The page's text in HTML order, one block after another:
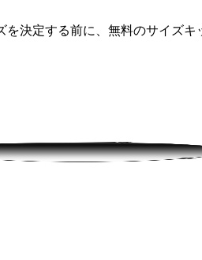
決定する前に、無料のサイズ